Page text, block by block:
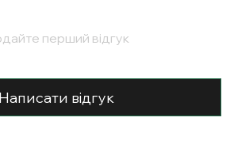
перший відгук
Написати відгук